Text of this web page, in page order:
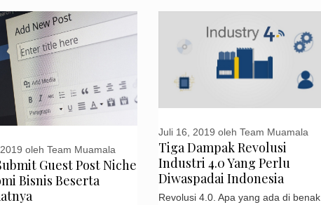
Guest Post Niche
Bisnis Beserta
oleh Team Muamala
Tiga Dampak Revolusi
Industri 4.0 Yang Perlu
Diwaspadai Indonesia
Juli 16, 2019 oleh Team Muamala
Revolusi 4.0. Apa yang ada di benak